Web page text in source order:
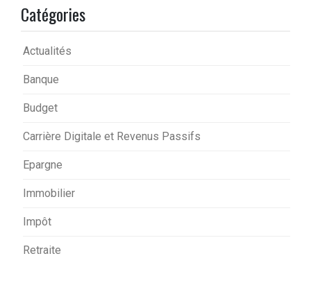
Catégories
Actualités
Banque
Budget
Carrière Digitale et Revenus Passifs
Epargne
Immobilier
Impôt
Retraite